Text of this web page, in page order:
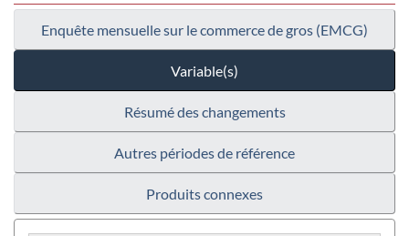
Enquête mensuelle sur le commerce de gros (EMCG)
Variable(s)
Résumé des changements
Autres périodes de référence
Produits connexes